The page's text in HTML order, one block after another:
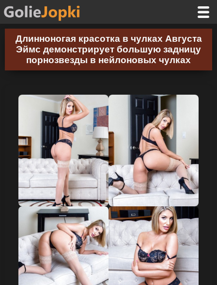
Длинноногая красотка в чулках Августа
Эймс демонстрирует большую задницу
порнозвезды в нейлоновых чулках